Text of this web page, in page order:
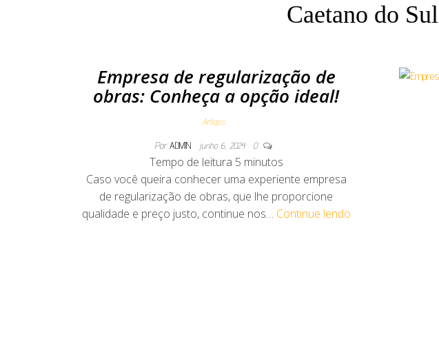
Caetano do Sul
Empresa de regularização de
obras: Conheça a opção ideal!
Artigos
Por ADMIN junho 6, 2024 0
Tempo de leitura 5 minutos
Caso você queira conhecer uma experiente empresa
de regularização de obras, que lhe proporcione
qualidade e preço justo, continue nos… Continue lendo